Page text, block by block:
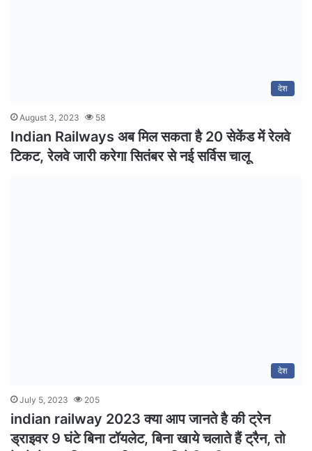
देश
August 3, 2023 58
Indian Railways अब मिल सकता है 20 सेकेंड में रेलवे
टिकट, रेलवे जारी करेगा सितंबर से नई सर्विस चालू
देश
July 5, 2023 205
indian railway 2023 क्या आप जानते है की ट्रेन
ड्राइवर 9 घंटे बिना टॉयलेट, बिना खाये चलाते हैं ट्रैन, तो